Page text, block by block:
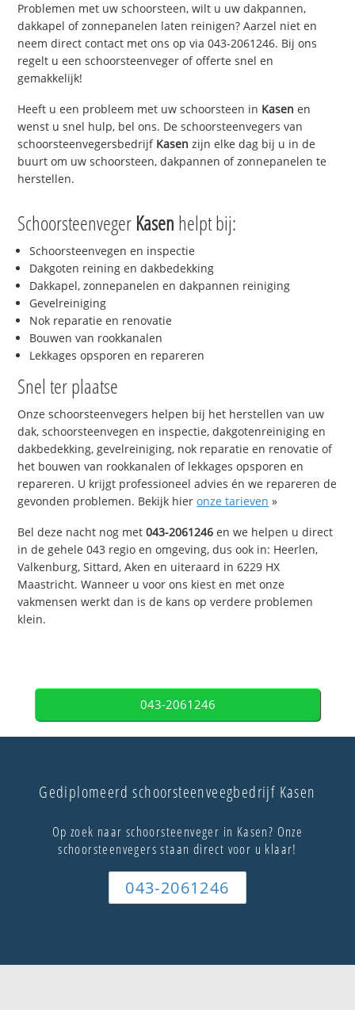
Problemen met uw schoorsteen, wilt u uw dakpannen,
dakkapel of zonnepanelen laten reinigen? Aarzel niet en
neem direct contact met ons op via 043-2061246. Bij ons
regelt u een schoorsteenveger of offerte snel en
gemakkelijk!
Heeft u een probleem met uw schoorsteen in Kasen en
wenst u snel hulp, bel ons. De schoorsteenvegers van
schoorsteenvegersbedrijf Kasen zijn elke dag bij u in de
buurt om uw schoorsteen, dakpannen of zonnepanelen te
herstellen.
Schoorsteenveger Kasen helpt bij:
Schoorsteenvegen en inspectie
Dakgoten reining en dakbedekking
Dakkapel, zonnepanelen en dakpannen reiniging
Gevelreiniging
Nok reparatie en renovatie
Bouwen van rookkanalen
Lekkages opsporen en repareren
Snel ter plaatse
Onze schoorsteenvegers helpen bij het herstellen van uw
dak, schoorsteenvegen en inspectie, dakgotenreiniging en
dakbedekking, gevelreiniging, nok reparatie en renovatie of
het bouwen van rookkanalen of lekkages opsporen en
repareren. U krijgt professioneel advies én we repareren de
gevonden problemen. Bekijk hieronze tarieven »
Bel deze nacht nog met043-2061246 en we helpen u direct
in de gehele 043 regio en omgeving, dus ook in: Heerlen,
Valkenburg, Sittard, Aken en uiteraard in 6229 HX
Maastricht. Wanneer u voor ons kiest en met onze
vakmensen werkt dan is de kans op verdere problemen
klein.
043-2061246
Gediplomeerd schoorsteenveegbedrijf Kasen
Op zoek naar schoorsteenveger in Kasen? Onze
schoorsteenvegers staan direct voor u klaar!
043-2061246